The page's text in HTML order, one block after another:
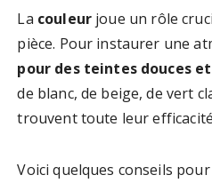
La couleur joue un rôle
pièce. Pour instaurer une
pour des teintes douces
de blanc, de beige, de vert
trouvent toute leur
Voici quelques conseils